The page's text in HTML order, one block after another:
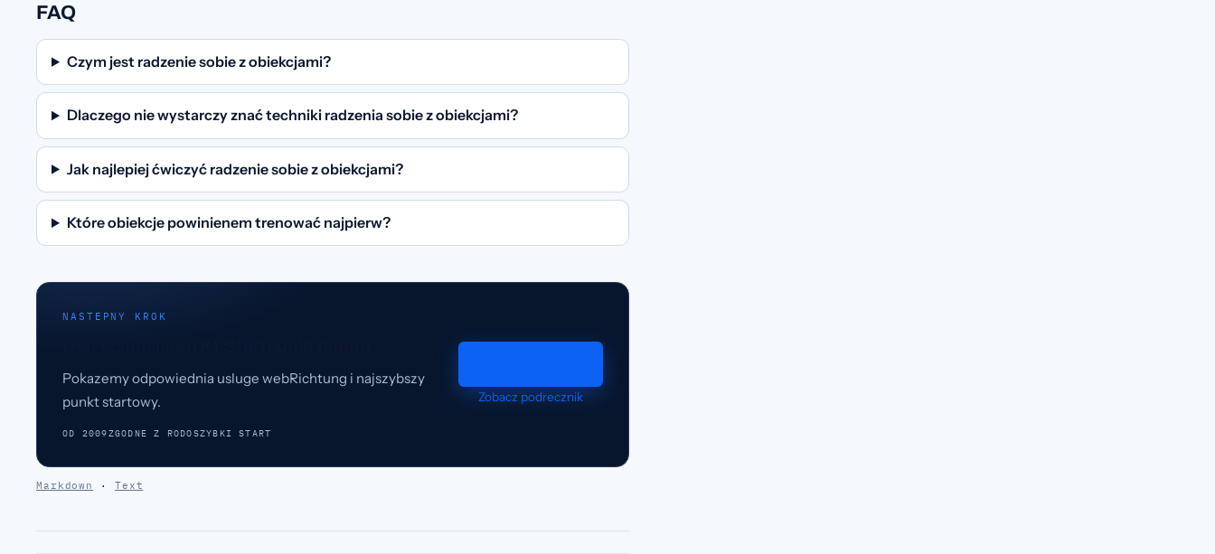
FAQ
Czym jest radzenie sobie z obiekcjami?
Dlaczego nie wystarczy znać techniki radzenia sobie z obiekcjami?
Jak najlepiej ćwiczyć radzenie sobie z obiekcjami?
Które obiekcje powinienem trenować najpierw?
NASTEPNY KROK
Pokazemy odpowiednia usluge webRichtung i najszybszy
punkt startowy.
OD 2009ZGODNE Z RODOSZYBKI START
Zobacz podrecznik
Markdown · Text